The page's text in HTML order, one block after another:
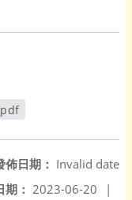
佈日期： Invalid date
： 2023-06-20 |